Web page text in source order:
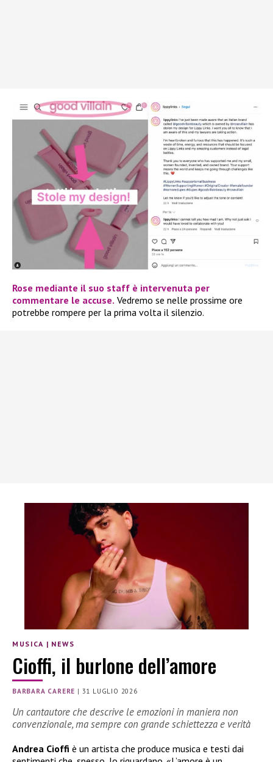
Rose mediante il suo staff è intervenuta per
commentare le accuse. Vedremo se nelle prossime ore
potrebbe rompere per la prima volta il silenzio.
MUSICA | NEWS
Cioffi, il burlone dell’amore
BARBARA CARERE | 31 LUGLIO 2026
Un cantautore che descrive le emozioni in maniera non
convenzionale, ma sempre con grande schiettezza e verità
Andrea Cioffi è un artista che produce musica e testi dai